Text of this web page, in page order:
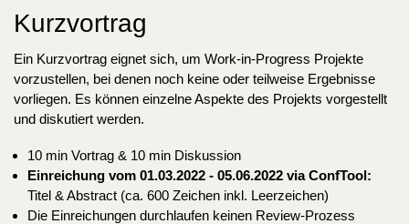
Kurzvortrag
Ein Kurzvortrag eignet sich, um Work-in-Progress Projekte
vorzustellen, bei denen noch keine oder teilweise Ergebnisse
vorliegen. Es können einzelne Aspekte des Projekts vorgestellt
und diskutiert werden.
10 min Vortrag & 10 min Diskussion
Einreichung vom 01.03.2022 - 05.06.2022 via ConfTool:
Titel & Abstract (ca. 600 Zeichen inkl. Leerzeichen)
Die Einreichungen durchlaufen keinen Review-Prozess